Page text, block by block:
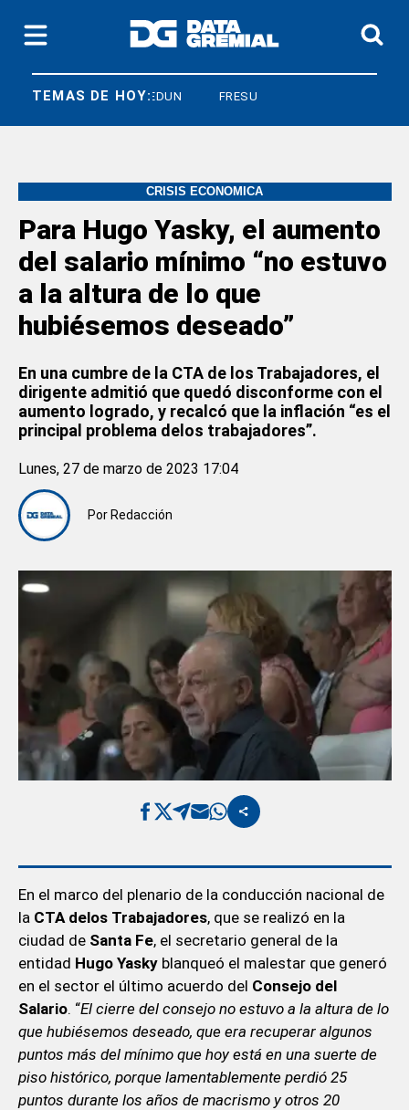
TEMAS DE HOY:
CNEA FEDUN FRESU
CRISIS ECONOMICA
Para Hugo Yasky, el aumento
del salario mínimo “no estuvo
a la altura de lo que
hubiésemos deseado”
En una cumbre de la CTA de los Trabajadores, el
dirigente admitió que quedó disconforme con el
aumento logrado, y recalcó que la inflación “es el
principal problema delos trabajadores”.
Por Redacción
Lunes, 27 de marzo de 2023 17:04
En el marco del plenario de la conducción nacional de
la CTA delos Trabajadores, que se realizó en la
ciudad de Santa Fe, el secretario general de la
entidad Hugo Yaskyblanqueó el malestar que generó
en el sector el último acuerdo del Consejo del
Salario. “El cierre del consejo no estuvo a la altura de lo
que hubiésemos deseado, que era recuperar algunos
puntos más del mínimo que hoy está en una suerte de
piso histórico, porque lamentablemente perdió 25
puntos durante los años de macrismo y otros 20